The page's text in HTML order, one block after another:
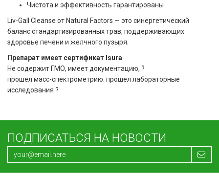
Чистота и эффективность гарантированы
Liv-Gall Cleanse от Natural Factors — это синергетический
баланс стандартизированных трав, поддерживающих
здоровье печени и желчного пузыря.
Препарат имеет сертификат Isura
Не содержит ГМО, имеет документацию, ?
прошел масс-спектрометрию: прошел лабораторные
исследования ?
ПОДПИСАТЬСЯ НА НОВОСТИ